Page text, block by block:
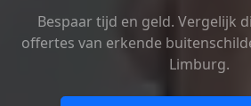
Bespaar tijd en geld. Vergelijk
offertes van erkende
Limburg.